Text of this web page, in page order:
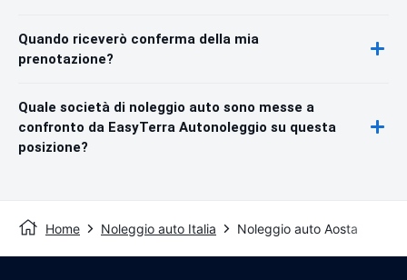
Quando riceverò conferma della mia
prenotazione?
Quale società di noleggio auto sono messe a
confronto da EasyTerra Autonoleggio su questa
posizione?
Home Noleggio auto Italia Noleggio auto Aosta